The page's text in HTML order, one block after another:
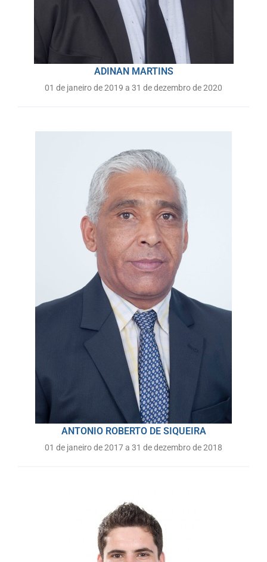
ADINAN MARTINS
01 de janeiro de 2019 a 31 de dezembro de 2020
ANTONIO ROBERTO DE SIQUEIRA
01 de janeiro de 2017 a 31 de dezembro de 2018